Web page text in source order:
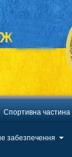
Спортивна частина
забезпечення